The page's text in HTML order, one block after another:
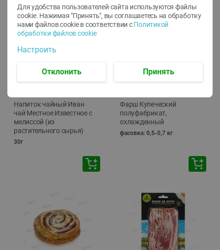
Напиток чайный Иван
чай Местное Известное с
мелиссой (из
растительного сырья)
30г
🕘12:00-20:00
Фарш Купеческий
полуфабрикат,
охлажденный
фасовка: 0,5-0,7 кг
Для удобства пользователей сайта используются файлы
cookie. Нажимая "Принять", вы соглашаетесь на обработку
нами файлов cookie в соответствии с Политикой
обработки файлов cookie
Настроить
Отклонить Принять